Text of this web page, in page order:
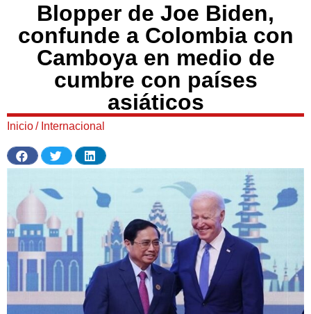
Blopper de Joe Biden,
confunde a Colombia con
Camboya en medio de
cumbre con países
asiáticos
Inicio/ Internacional